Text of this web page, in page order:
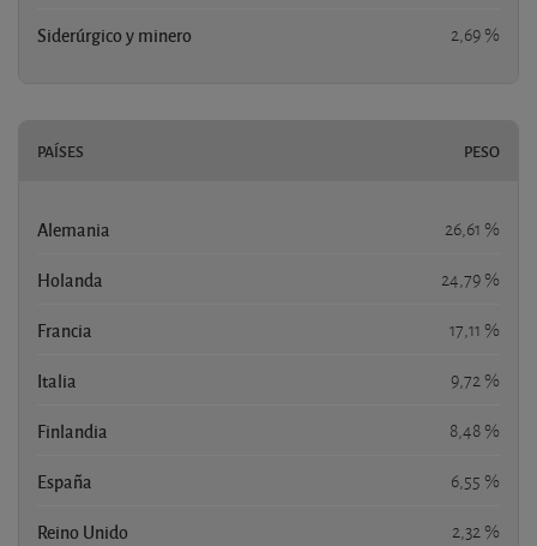
Siderúrgico y minero 2,69 %
PAÍSES PESO
Alemania 26,61 %
Holanda 24,79 %
Francia 17,11 %
Italia 9,72 %
Finlandia 8,48 %
España 6,55 %
Reino Unido 2,32 %